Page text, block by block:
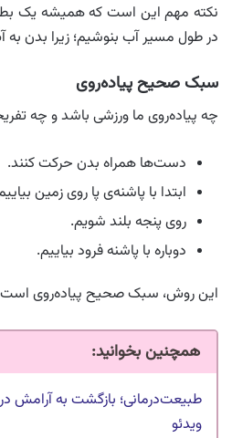
نکته مهم این است که همیشه یک
در طول مسیر آب بنوشیم؛ زیرا بدن به
سبک صحیح پیاده‌روی
چه پیاده‌روی ما ورزشی باشد و چه
دست‌ها همراه بدن حرکت کنند.
ابتدا با پاشنه‌ی پا روی زمین
روی پنجه بلند شویم.
دوباره با پاشنه فرود بیاییم.
این روش، سبک صحیح پیاده‌روی
همچنین بخوانید:
طبیعت‌درمانی؛ بازگشت به آرامش
ویدئو